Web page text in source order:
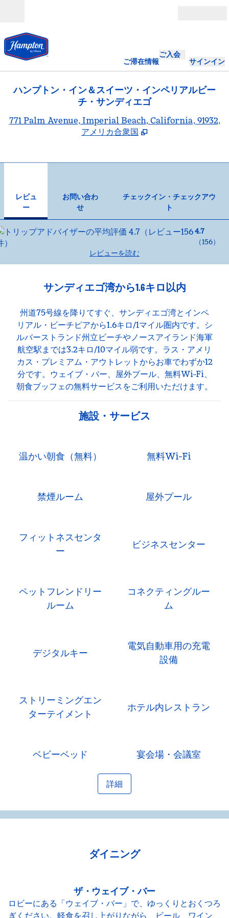
ご滞在情報
ご入会
サインイン
ハンプトン・イン＆スイーツ・インペリアルビー
チ・サンディエゴ
771 Palm Avenue, Imperial Beach, California, 91932,
アメリカ合衆国
レビュ
ー
お問い合わ
せ
お問い合わせ チェックイン・チェックアウ
ト
4.7
（156）
レビューを読む
サンディエゴ湾から1.6キロ以内
州道75号線を降りてすぐ、サンディエゴ湾とインペ
リアル・ビーチピアから1.6キロ/1マイル圏内です。シ
ルバーストランド州立ビーチやノースアイランド海軍
航空駅までは3.2キロ/10マイル弱です。ラス・アメリ
カス・プレミアム・アウトレットからお車でわずか12
分です。ウェイブ・バー、屋外プール、無料Wi-Fi、
朝食ブッフェの無料サービスをご利用いただけます。
施設・サービス
温かい朝食（無料） 無料Wi-Fi
禁煙ルーム 屋外プール
フィットネスセンタ
ー
ビジネスセンター
ペットフレンドリー
ルーム
コネクティングルー
ム
デジタルキー
電気自動車用の充電
設備
ストリーミングエン
ターテイメント
ホテル内レストラン
ベビーベッド 宴会場・会議室
詳細
ダイニング
ザ・ウェイブ・バー
ロビーにある「ウェイブ・バー」で、ゆっくりとおくつろ
ぎください。軽食を召し上がりながら、ビール、ワイン、